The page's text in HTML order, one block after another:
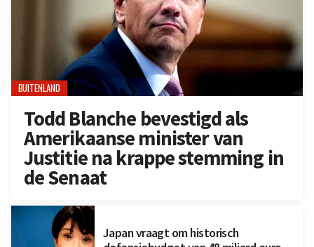
BUITENLAND
Todd Blanche bevestigd als
Amerikaanse minister van
Justitie na krappe stemming in
de Senaat
Japan vraagt om historisch